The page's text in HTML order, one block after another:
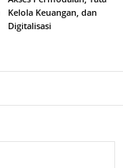
Kelola Keuangan, dan
Digitalisasi